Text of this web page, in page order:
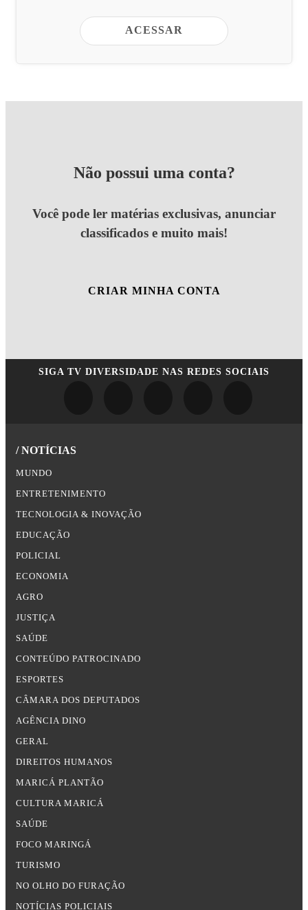
ACESSAR
Não possui uma conta?
Você pode ler matérias exclusivas, anunciar
classificados e muito mais!
CRIAR MINHA CONTA
SIGA TV DIVERSIDADE NAS REDES SOCIAIS
/ NOTÍCIAS
MUNDO
ENTRETENIMENTO
TECNOLOGIA & INOVAÇÃO
EDUCAÇÃO
POLICIAL
ECONOMIA
AGRO
JUSTIÇA
SAÚDE
CONTEÚDO PATROCINADO
ESPORTES
CÂMARA DOS DEPUTADOS
AGÊNCIA DINO
GERAL
DIREITOS HUMANOS
MARICÁ PLANTÃO
CULTURA MARICÁ
SAÚDE
FOCO MARINGÁ
TURISMO
NO OLHO DO FURAÇÃO
NOTÍCIAS POLICIAIS